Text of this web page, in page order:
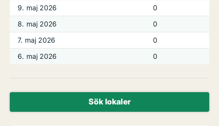
9. maj 2026
0
8. maj 2026
0
7. maj 2026
0
6. maj 2026
0
Sök lokaler